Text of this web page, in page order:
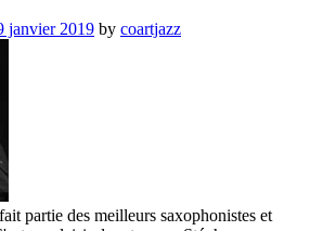
janvier 2019 by coartjazz
partie des meilleurs saxophonistes et